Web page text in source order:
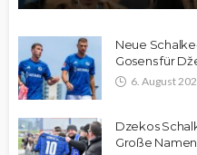
Neue
Gosens für
6. August
Dzekos
Große